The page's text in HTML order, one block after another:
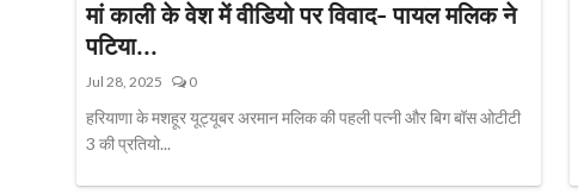
मां काली के वेश में वीडियो पर विवाद- पायल मलिक ने
पटिया...
Jul 28, 2025 0
हरियाणा के मशहूर यूट्यूबर अरमान मलिक की पहली पत्नी और बिग बॉस ओटीटी
3 की प्रतियो...